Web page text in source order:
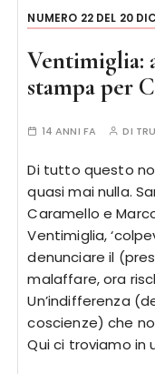
NUMERO 22 DEL 20
Ventimiglia:
stampa per
14 ANNI FA DI
Di tutto questo
quasi mai nulla.
Caramello e
Ventimiglia,
denunciare il
malaffare, ora
Un’indifferenza
coscienze) che
Qui ci troviamo in